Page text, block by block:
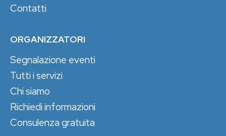
Contatti
ORGANIZZATORI
Segnalazione eventi
Tutti i servizi
Chi siamo
Richiedi informazioni
Consulenza gratuita